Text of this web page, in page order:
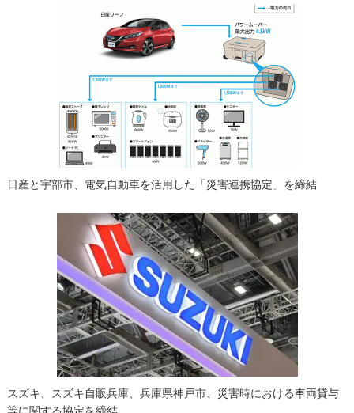
日産と宇部市、電気自動車を活用した「災害連携協定」を締結
スズキ、スズキ自販兵庫、兵庫県神戸市、災害時における車両貸与